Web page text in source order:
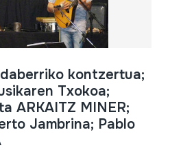
kontzertua;
Txokoa;
ARKAITZ MINER;
Jambrina; Pablo